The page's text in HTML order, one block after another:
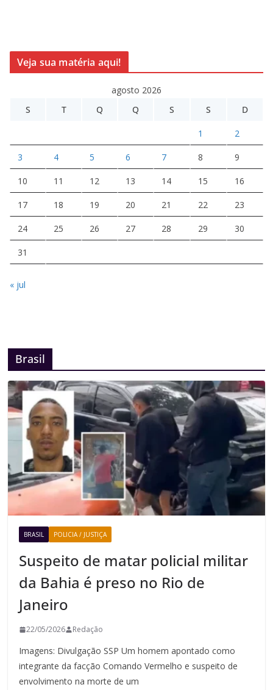
Veja sua matéria aqui!
agosto 2026
S
T Q Q S S D
1 2
3 4 5 6 7 8 9
10 11 12 13 14 15 16
17 18 19 20 21 22 23
24 25 26 27 28 29 30
31
« jul
Brasil
BRASIL POLICIA / JUSTIÇA
Suspeito de matar policial militar
da Bahia é preso no Rio de
Janeiro
22/05/2026 Redação
Imagens: Divulgação SSP Um homem apontado como
integrante da facção Comando Vermelho e suspeito de
envolvimento na morte de um